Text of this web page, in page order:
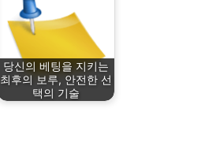
당신의 베팅을 지키는
최후의 보루, 안전한 선
택의 기술